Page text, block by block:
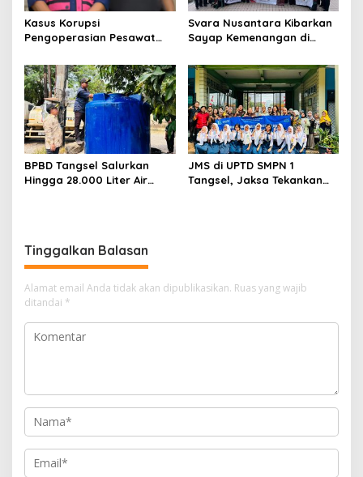
Kasus Korupsi
Pengoperasian Pesawat
Development Ditetapkan
Tersangka
Svara Nusantara Kibarkan
Sayap Kemenangan di
BPBD Tangsel Salurkan
Hingga 28.000 Liter Air
JMS di UPTD SMPN 1
Tangsel, Jaksa Tekankan
Tinggalkan Balasan
Alamat email Anda tidak akan dipublikasikan. Ruas yang wajib
ditandai *